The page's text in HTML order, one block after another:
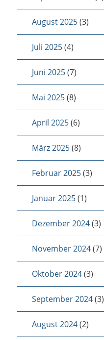
August 2025(3)
Juli 2025(4)
Juni 2025(7)
Mai 2025(8)
April 2025(6)
März 2025(8)
Februar 2025(3)
Januar 2025(1)
Dezember 2024(3)
November 2024(7)
Oktober 2024(3)
September 2024(3)
August 2024(2)